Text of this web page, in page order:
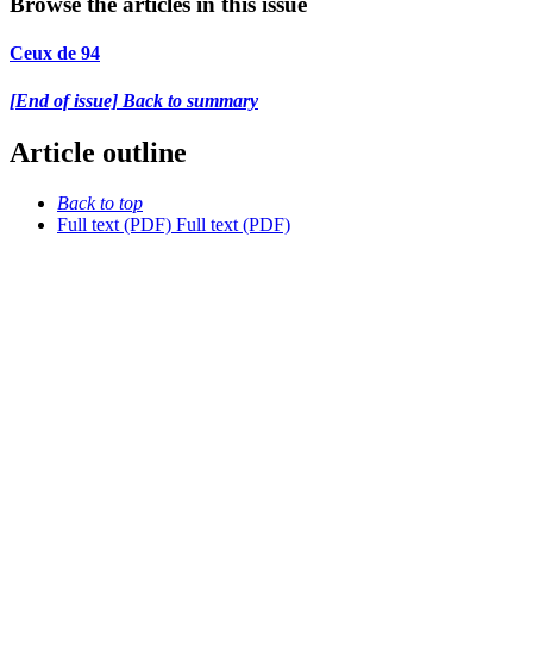
Ceux de 94
[End of issue] Back to summary
Article outline
Back to top
Full text (PDF) Full text (PDF)